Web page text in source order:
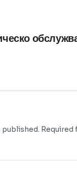
published. Required